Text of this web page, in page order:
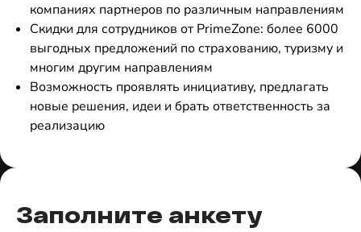
компаниях партнеров по различным направлениям
Скидки для сотрудников от PrimeZone: более 6000
выгодных предложений по страхованию, туризму и
многим другим направлениям
Возможность проявлять инициативу, предлагать
новые решения, идеи и брать ответственность за
реализацию
Заполните анкету